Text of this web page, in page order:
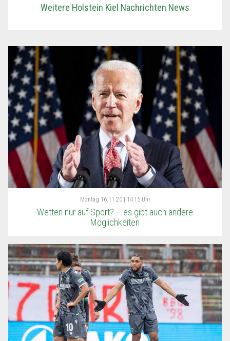
Weitere Holstein Kiel Nachrichten News
Montag 16.11.20 | 14:15 Uhr
Wetten nur auf Sport? – es gibt auch andere
Möglichkeiten